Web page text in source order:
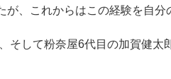
、これからはこの経験を自
、そして粉奈屋6代目の加賀健太